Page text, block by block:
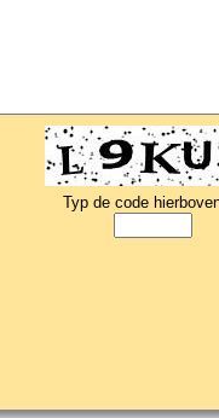
Typ de code